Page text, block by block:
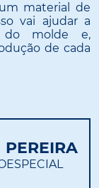
material de
vai ajudar a
do molde e,
de cada
PEREIRA